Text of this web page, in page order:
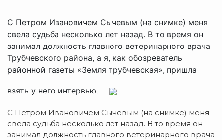
С Петром Ивановичем Сычевым (на снимке) меня
свела судьба несколько лет назад. В то время он
занимал должность главного ветеринарного врача
Трубчевского района, а я, как обозреватель
районной газеты «Земля трубчевская», пришла
взять у него интервью. ...
С Петром Ивановичем Сычевым (на снимке) меня
свела судьба несколько лет назад. В то время он
занимал должность главного ветеринарного врача